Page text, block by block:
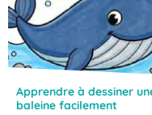
Apprendre à dessiner
baleine facilement